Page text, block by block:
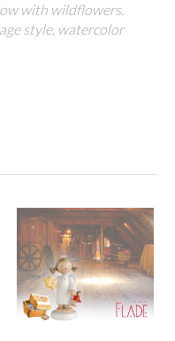
with wildflowers.
style, watercolor